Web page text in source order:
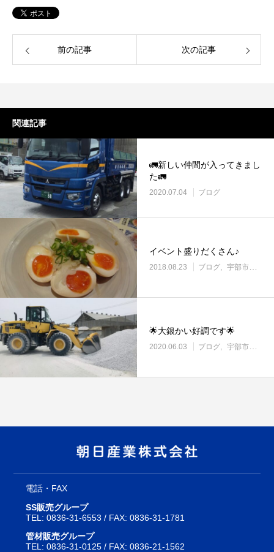
前の記事 次の記事
関連記事
🚛新しい仲間が入ってきまし
た🚛
2020.07.04 ブログ
イベント盛りだくさん♪
2018.08.23 ブログ 宇部市働き方改革に取り組む企業
🌟大銀かい好調です🌟
2020.06.03 ブログ 宇部市働き方改革に取り組む企業
電話・FAX
SS販売グループ
TEL:0836-31-6553 / FAX: 0836-31-1781
管材販売グループ
TEL:0836-31-0125 / FAX: 0836-21-1562